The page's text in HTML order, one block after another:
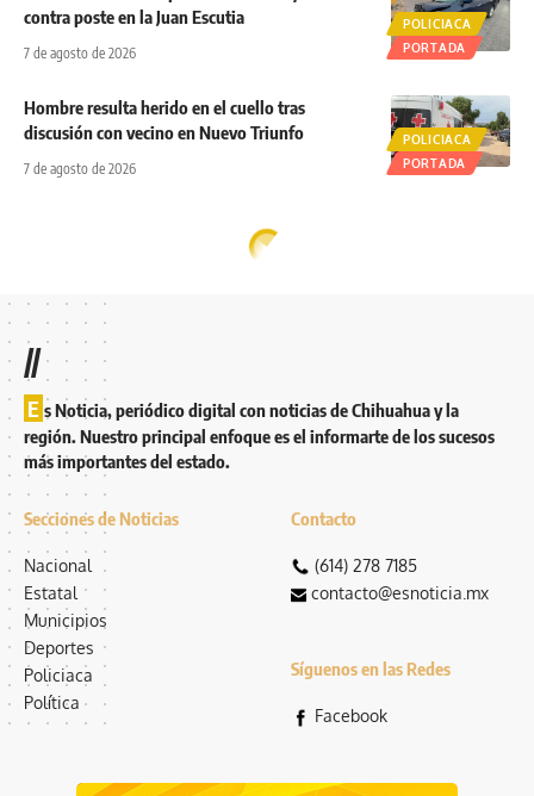
POLICIACA
PORTADA
contra poste en la Juan Escutia
7 de agosto de 2026
POLICIACA
PORTADA
Hombre resulta herido en el cuello tras
discusión con vecino en Nuevo Triunfo
7 de agosto de 2026
//
E s Noticia, periódico digital con noticias de Chihuahua y la
región. Nuestro principal enfoque es el informarte de los sucesos
más importantes del estado.
Secciones de Noticias
Nacional
Estatal
Municipios
Deportes
Policiaca
Política
Contacto
(614) 278 7185
contacto@esnoticia.mx
Síguenos en las Redes
Facebook